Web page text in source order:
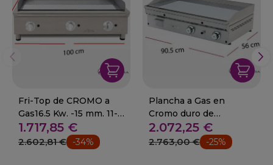
Fri-Top de CROMO a
Gas16.5 Kw. -15 mm. 11-
100FRYGCN
1.717,85 €
2.602,81 € -34%
Plancha a Gas en
Cromo duro de
20mm14.6 Kw. 28-FC-
90
2.072,25 €
2.763,00 € -25%